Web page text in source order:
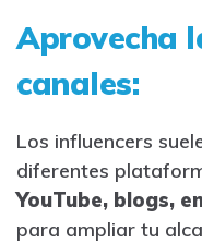
Aprovecha
canales:
Los influencers
diferentes
YouTube, blogs,
para ampliar tu